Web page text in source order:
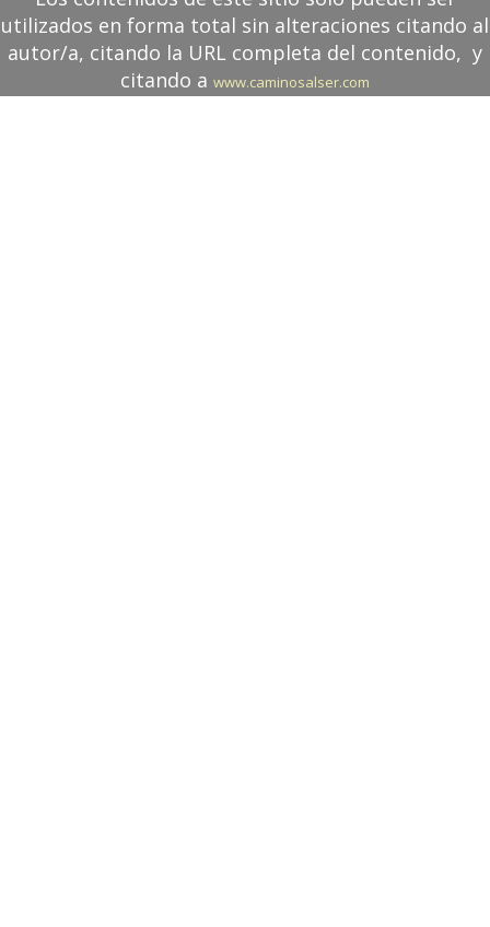
utilizados en forma total sin alteraciones citando al
autor/a, citando la URL completa del contenido, y
citando a www.caminosalser.com